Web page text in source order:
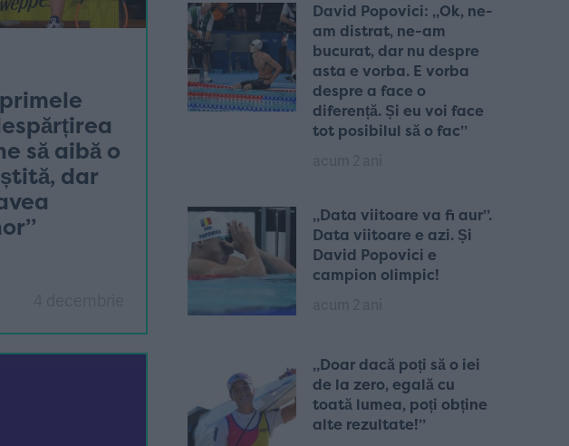
să aibă o
dar
David Popovici: „Ok, ne-
am distrat, ne-am
bucurat, dar nu despre
asta e vorba. E vorba
despre a face o
diferență. Și eu voi face
tot posibilul să o fac”
„Data viitoare va fi aur”.
Data viitoare e azi. Și
David Popovici e
campion olimpic!
„Doar dacă poți să o iei
de la zero, egală cu
toată lumea, poți obține
alte rezultate!”